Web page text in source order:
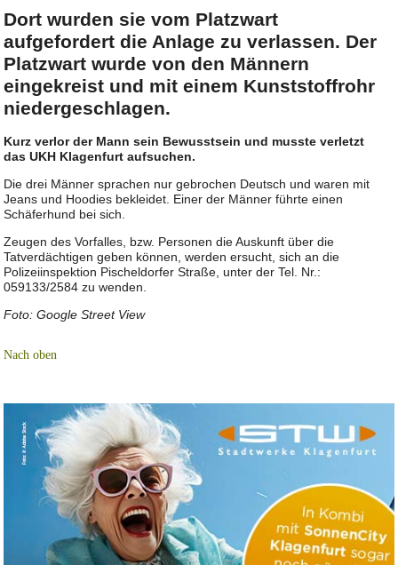
Dort wurden sie vom Platzwart
aufgefordert die Anlage zu verlassen. Der
Platzwart wurde von den Männern
eingekreist und mit einem Kunststoffrohr
niedergeschlagen.
Kurz verlor der Mann sein Bewusstsein und musste verletzt
das UKH Klagenfurt aufsuchen.
Die drei Männer sprachen nur gebrochen Deutsch und waren mit
Jeans und Hoodies bekleidet. Einer der Männer führte einen
Schäferhund bei sich.
Zeugen des Vorfalles, bzw. Personen die Auskunft über die
Tatverdächtigen geben können, werden ersucht, sich an die
Polizeiinspektion Pischeldorfer Straße, unter der Tel. Nr.:
059133/2584 zu wenden.
Foto: Google Street View
Nach oben